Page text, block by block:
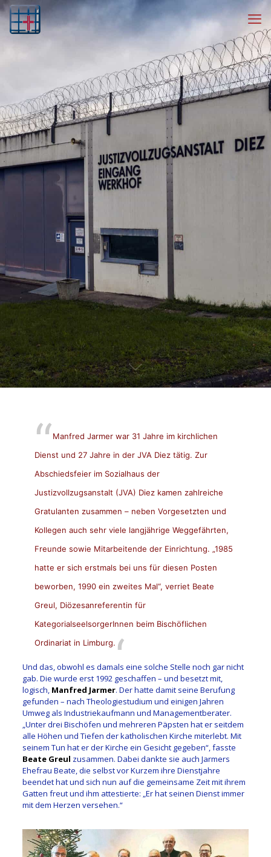
Manfred Jarmer war 31 Jahre im kirchlichen
Dienst und 27 Jahre in der JVA Diez tätig. Zur
Abschiedsfeier im Sozialhaus der
Justizvollzugsanstalt (JVA) Diez kamen zahlreiche
Gratulanten zusammen – neben Vorgesetzten und
Kollegen auch sehr viele langjährige Weggefährten,
Freunde sowie Mitarbeitende der Einrichtung. „1985
hatte er sich erstmals bei uns für diesen Posten
beworben, 1990 ein zweites Mal“, verriet Beate
Greul, Diözesanreferentin für
KategorialseelsorgerInnen beim Bischöflichen
Ordinariat in Limburg.
Und das, obwohl es damals eine solche Stelle noch gar nicht
gab. Die wurde erst 1992 geschaffen – und besetzt mit,
logisch, Manfred Jarmer. Der hatte damit seine Berufung
gefunden – nach Theologiestudium und einigen Jahren
Umweg als Industriekaufmann und Managementberater.
„Unter drei Bischöfen und mehreren Päpsten hat er seitdem
alle Höhen und Tiefen der katholischen Kirche miterlebt. Mit
seinem Tun hat er der Kirche ein Gesicht gegeben“, fasste
Beate Greul zusammen. Dabei dankte sie auch Jarmers
Ehefrau Beate, die selbst vor Kurzem ihre Dienstjahre
beendet hat und sich nun auf die gemeinsame Zeit mit ihrem
Gatten freut und ihm attestierte: „Er hat seinen Dienst immer
mit dem Herzen versehen.“